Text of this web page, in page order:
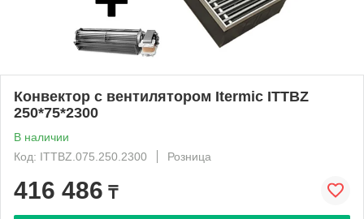
Конвектор с вентилятором Itermic ITTBZ
250*75*2300
В наличии
Код: ITTBZ.075.250.2300
Розница
416 486 ₸